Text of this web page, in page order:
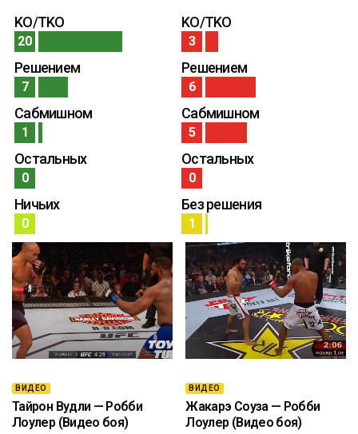
KO/TKO
20
Решением
7
Сабмишном
1
Остальных
0
Ничьих
0
KO/TKO
3
Решением
6
Сабмишном
5
Остальных
0
Без решения
1
ВИДЕО
Тайрон Вудли — Робби
Лоулер (Видео боя)
ВИДЕО
Жакарэ Соуза — Робби
Лоулер (Видео боя)